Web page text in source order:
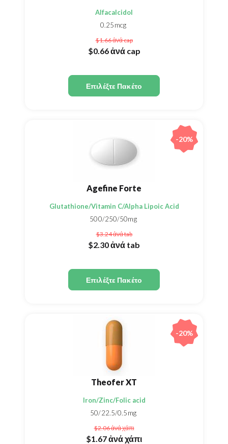
Alfacalcidol
0.25mcg
$1.66ἀνά cap
$0.66ἀνά cap
Επιλέξτε Πακέτο
Agefine Forte
Glutathione/Vitamin C/Alpha Lipoic Acid
500/250/50mg
$3.24ἀνά tab
$2.30ἀνά tab
Επιλέξτε Πακέτο
-20%
Theofer XT
Iron/Zinc/Folic acid
50/22.5/0.5mg
$2.06ἀνά χάπι
$1.67ἀνά χάπι
-20%